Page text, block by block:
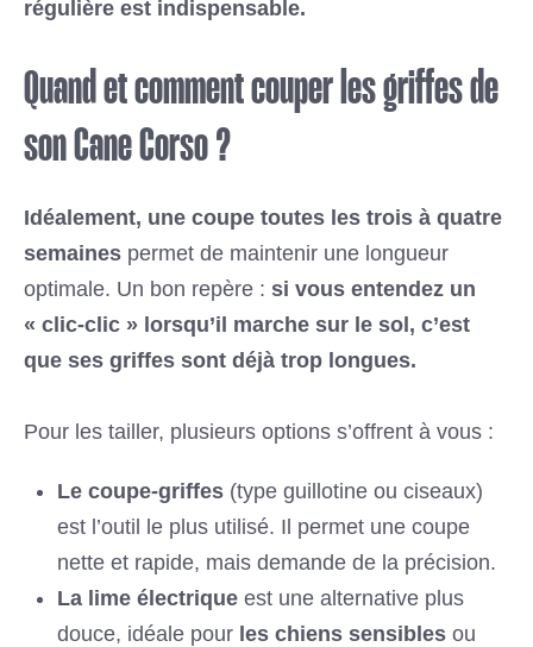
régulière est indispensable.
Quand et comment couper les griffes de
son Cane Corso ?
Idéalement, une coupe toutes les trois à quatre
semaines permet de maintenir une longueur
optimale. Un bon repère : si vous entendez un
« clic-clic » lorsqu’il marche sur le sol, c’est
que ses griffes sont déjà trop longues.
Pour les tailler, plusieurs options s’offrent à vous :
Le coupe-griffes (type guillotine ou ciseaux)
est l’outil le plus utilisé. Il permet une coupe
nette et rapide, mais demande de la précision.
La lime électrique est une alternative plus
douce, idéale pour les chiens sensibles ou